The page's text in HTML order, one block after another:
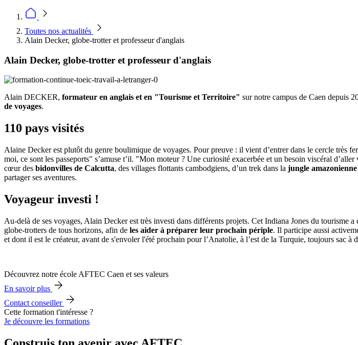
Toutes nos actualités
Alain Decker, globe-trotter et professeur d'anglais
Alain Decker, globe-trotter et professeur d'anglais
Alain DECKER, formateur en anglais et en "Tourisme et Territoire" sur notre campus de Caen depuis
de voyages.
110 pays visités
Alaine Decker est plutôt du genre boulimique de voyages. Pour preuve : il vient d’entrer dans le cercle très
moi, ce sont les passeports" s’amuse t’il. "Mon moteur ? Une curiosité exacerbée et un besoin viscéral
cœur des bidonvilles de Calcutta, des villages flottants cambodgiens, d’un trek dans la jungle amazonienne
partager ses aventures.
Voyageur investi !
Au-delà de ses voyages, Alain Decker est très investi dans différents projets. Cet Indiana Jones du tourisme
globe-trotters de tous horizons, afin de les aider à préparer leur prochain périple. Il participe aussi
et dont il est le créateur, avant de s'envoler l'été prochain pour l’Anatolie, à l’est de la Turquie, toujours sac à
Découvrez notre école AFTEC Caen et ses valeurs
En savoir plus
Contact conseiller
Cette formation t'intéresse ?
Je découvre les formations